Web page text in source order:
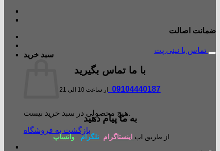
سبد خرید
هیچ محصولی در سبد خرید نیست.
بازگشت به فروشگاه
ضمانت اصالت
تماس با نینی پت
با ما تماس بگیرید
09104440187 از ساعت 10 الی 21
به ما پیام دهید
از طریق اپ اینستاگرام تلگرام واتساپ